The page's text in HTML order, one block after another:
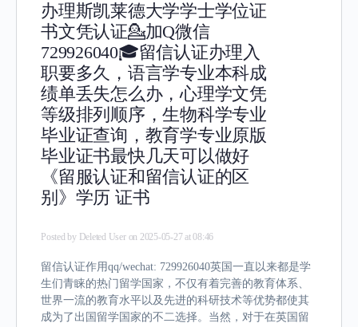
办理斯凯莱德大学学士学位证
书文凭认证💁加Q微信
729926040🎓留信认证办理入
职要多久，语言学专业本科成
绩单丢失怎么办，心理学文凭
等级排列顺序，生物科学专业
毕业证查询，教育学专业原版
毕业证书最快几天可以做好
《留服认证和留信认证的区
别》学历 证书
Posted by Deleted User on 2025-05-27 at 08:46
留信认证作用qq/wechat: 729926040英国一直以来都是学
生们青睐的热门留学国家，不仅有着完善的教育体系、
世界一流的教育水平以及先进的科研技术等优势都使其
成为了出国留学国家的不二选择。当然，对于在英国留